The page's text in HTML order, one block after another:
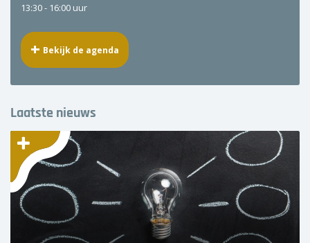
13:30 - 16:00 uur
Bekijk de agenda
Laatste nieuws